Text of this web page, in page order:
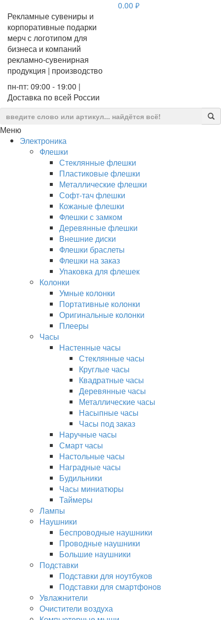
Рекламные сувениры и
корпоративные подарки
мерч с логотипом для
бизнеса и компаний
рекламно-сувенирная
продукция | производство
пн-пт: 09:00 - 19:00 |
Доставка по всей России
0.00 руб.
Меню
Электроника
Флешки
Стеклянные флешки
Пластиковые флешки
Металлические флешки
Софт-тач флешки
Кожаные флешки
Флешки с замком
Деревянные флешки
Внешние диски
Флешки браслеты
Флешки на заказ
Упаковка для флешек
Колонки
Умные колонки
Портативные колонки
Оригинальные колонки
Плееры
Часы
Настенные часы
Стеклянные часы
Круглые часы
Квадратные часы
Деревянные часы
Металлические часы
Насыпные часы
Часы под заказ
Наручные часы
Смарт часы
Настольные часы
Наградные часы
Будильники
Часы миниатюры
Таймеры
Лампы
Наушники
Беспроводные наушники
Проводные наушники
Большие наушники
Подставки
Подставки для ноутбуков
Подставки для смартфонов
Увлажнители
Очистители воздуха